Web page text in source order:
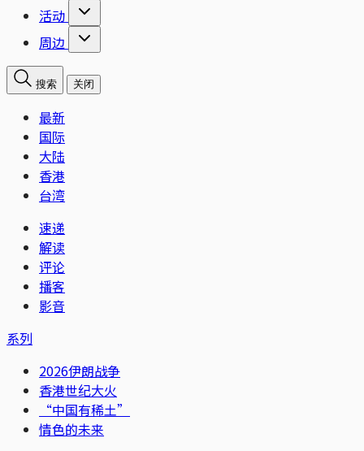
活动
周边
搜索 关闭
最新
国际
大陆
香港
台湾
速递
解读
评论
播客
影音
系列
2026伊朗战争
香港世纪大火
“中国有稀土”
情色的未来